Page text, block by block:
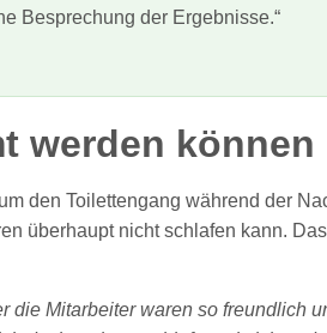
Besprechung der Ergebnisse.“
werden können
den Toilettengang während der
überhaupt nicht schlafen kann.
die Mitarbeiter waren so freundlich